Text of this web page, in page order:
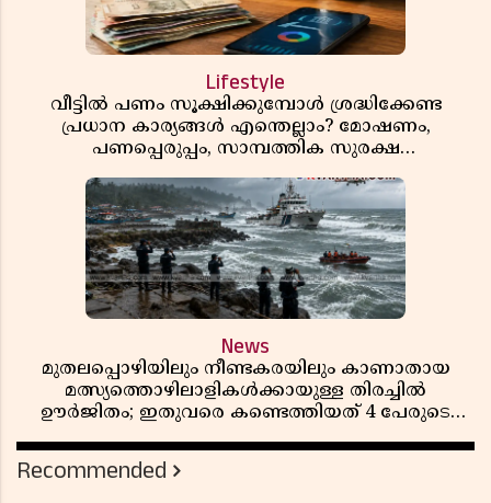
Lifestyle
വീട്ടിൽ പണം സൂക്ഷിക്കുമ്പോൾ ശ്രദ്ധിക്കേണ്ട
പ്രധാന കാര്യങ്ങൾ എന്തെല്ലാം? മോഷണം,
പണപ്പെരുപ്പം, സാമ്പത്തിക സുരക്ഷ
News
മുതലപ്പൊഴിയിലും നീണ്ടകരയിലും കാണാതായ
മത്സ്യത്തൊഴിലാളികൾക്കായുള്ള തിരച്ചിൽ
ഊർജിതം; ഇതുവരെ കണ്ടെത്തിയത് 4 പേരുടെ
Recommended